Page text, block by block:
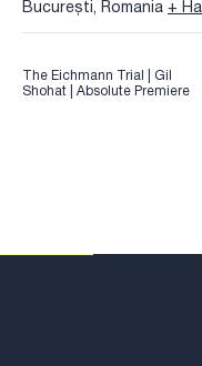
București , Romania +
The Eichmann Trial | Gil
Shohat | Absolute Premiere